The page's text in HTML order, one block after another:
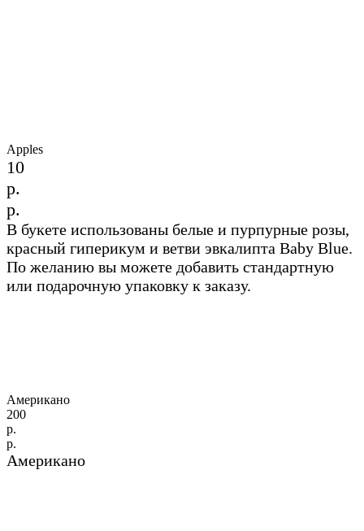
Apples
10
р.
р.
В букете использованы белые и пурпурные розы,
красный гиперикум и ветви эвкалипта Baby Blue.
По желанию вы можете добавить стандартную
или подарочную упаковку к заказу.
Американо
200
р.
р.
Американо